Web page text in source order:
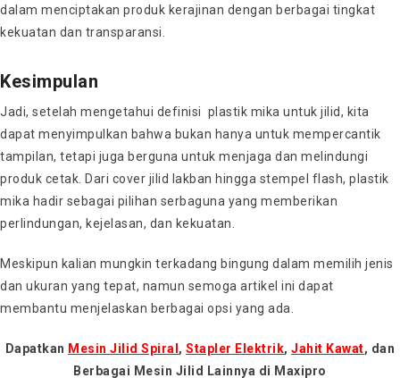
dalam menciptakan produk kerajinan dengan berbagai tingkat
kekuatan dan transparansi.
Kesimpulan
Jadi, setelah mengetahui definisi plastik mika untuk jilid, kita
dapat menyimpulkan bahwa bukan hanya untuk mempercantik
tampilan, tetapi juga berguna untuk menjaga dan melindungi
produk cetak. Dari cover jilid lakban hingga stempel flash, plastik
mika hadir sebagai pilihan serbaguna yang memberikan
perlindungan, kejelasan, dan kekuatan.
Meskipun kalian mungkin terkadang bingung dalam memilih jenis
dan ukuran yang tepat, namun semoga artikel ini dapat
membantu menjelaskan berbagai opsi yang ada.
Dapatkan Mesin Jilid Spiral ,Stapler Elektrik,Jahit Kawat, dan
Berbagai Mesin Jilid Lainnya di Maxipro